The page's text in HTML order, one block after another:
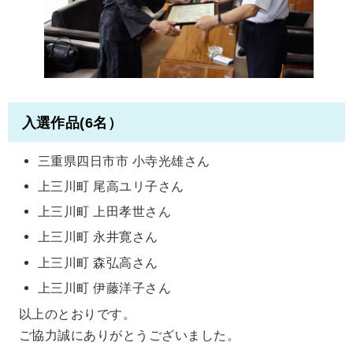
入選作品(6名）
三重県四日市市 小寺光雄さん
上三川町 尾高ユリ子さん
上三川町 上田孝世さん
上三川町 永井寛さん
上三川町 森弘高さん
上三川町 伊藤洋子さん
以上のとおりです。
ご協力誠にありがとうございました。